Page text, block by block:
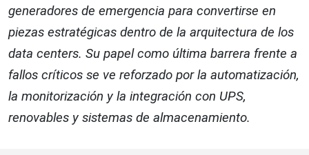
generadores de emergencia para convertirse en
piezas estratégicas dentro de la arquitectura de los
data centers. Su papel como última barrera frente a
fallos críticos se ve reforzado por la automatización,
la monitorización y la integración con UPS,
renovables y sistemas de almacenamiento.